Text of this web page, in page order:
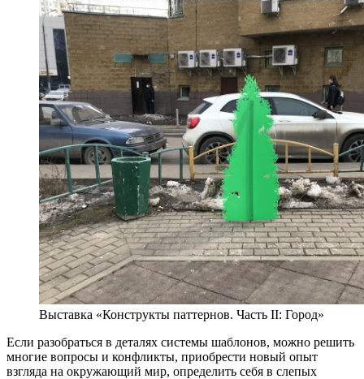
Выставка «Конструкты паттернов. Часть II: Город»
Если разобраться в деталях системы шаблонов, можно решить
многие вопросы и конфликты, приобрести новый опыт
взгляда на окружающий мир, определить себя в слепых